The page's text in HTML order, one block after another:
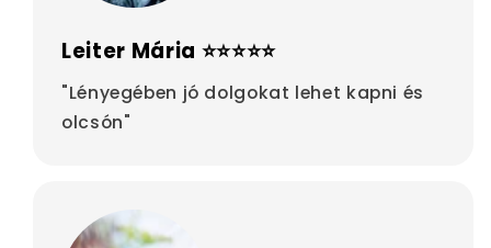
Leiter Mária ⭐⭐⭐⭐⭐
"Lényegében jó dolgokat lehet kapni és
olcsón"